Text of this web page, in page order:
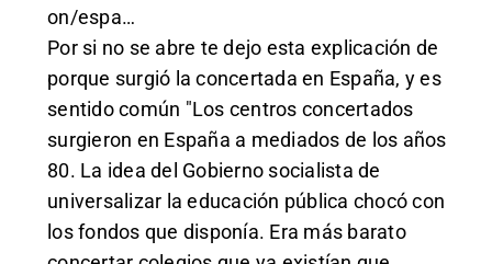
on/espa…
Por si no se abre te dejo esta explicación de
porque surgió la concertada en España, y es
sentido común "Los centros concertados
surgieron en España a mediados de los años
80. La idea del Gobierno socialista de
universalizar la educación pública chocó con
los fondos que disponía. Era más barato